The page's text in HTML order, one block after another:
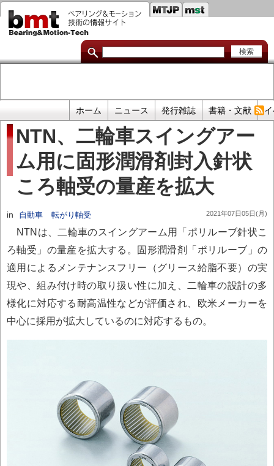
メ
イ
テ
カ
ン
ダ
リ
ン
ラ
イ
リ
ホーム ニュース 発行雑誌 書籍・文献
NTN、二輪車スイングアー
ム用に固形潤滑剤封入針状
ころ軸受の量産を拡大
2021年07日05日(月)
in 自動車 転がり軸受
NTNは、二輪車のスイングアーム用「ポリルーブ針状こ
ろ軸受」の量産を拡大する。固形潤滑剤「ポリルーブ」の
適用によるメンテナンスフリー（グリース給脂不要）の実
現や、組み付け時の取り扱い性に加え、二輪車の設計の多
様化に対応する耐高温性などが評価され、欧米メーカーを
中心に採用が拡大しているのに対応するもの。